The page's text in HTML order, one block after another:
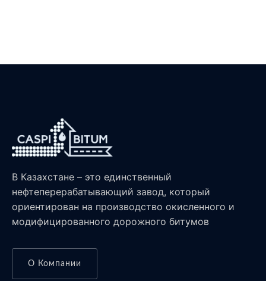
В Казахстане – это единственный
нефтеперерабатывающий завод, который
ориентирован на производство окисленного и
модифицированного дорожного битумов
О Компании